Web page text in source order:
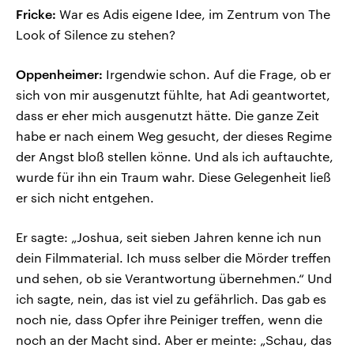
Fricke: War es Adis eigene Idee, im Zentrum von The
Look of Silence zu stehen?
Oppenheimer: Irgendwie schon. Auf die Frage, ob er
sich von mir ausgenutzt fühlte, hat Adi geantwortet,
dass er eher mich ausgenutzt hätte. Die ganze Zeit
habe er nach einem Weg gesucht, der dieses Regime
der Angst bloß stellen könne. Und als ich auftauchte,
wurde für ihn ein Traum wahr. Diese Gelegenheit ließ
er sich nicht entgehen.
Er sagte: „Joshua, seit sieben Jahren kenne ich nun
dein Filmmaterial. Ich muss selber die Mörder treffen
und sehen, ob sie Verantwortung übernehmen.“ Und
ich sagte, nein, das ist viel zu gefährlich. Das gab es
noch nie, dass Opfer ihre Peiniger treffen, wenn die
noch an der Macht sind. Aber er meinte: „Schau, das